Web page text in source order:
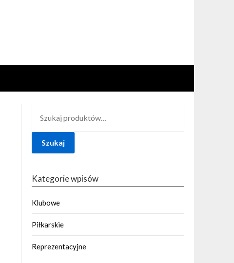
Szukaj
Kategorie wpisów
Klubowe
Piłkarskie
Reprezentacyjne